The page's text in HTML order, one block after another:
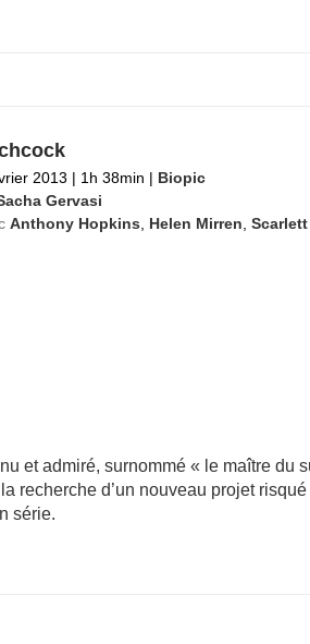
2013 | 1h 38min | Biopic
Gervasi
Anthony Hopkins Helen Mirren
et admiré, surnommé « le maître du
recherche d’un nouveau projet risqué
série.